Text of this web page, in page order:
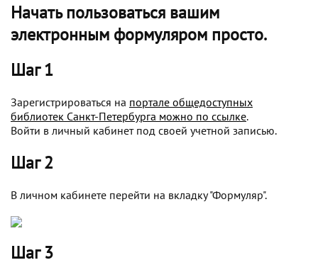
Начать пользоваться вашим
электронным формуляром просто.
Шаг 1
Зарегистрироваться на портале общедоступных
библиотек Санкт-Петербурга можно по ссылке.
Войти в личный кабинет под своей учетной записью.
Шаг 2
В личном кабинете перейти на вкладку "Формуляр".
Шаг 3